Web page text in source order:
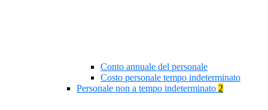
Conto annuale del personale
Costo personale tempo indeterminato
Personale non a tempo indeterminato 2